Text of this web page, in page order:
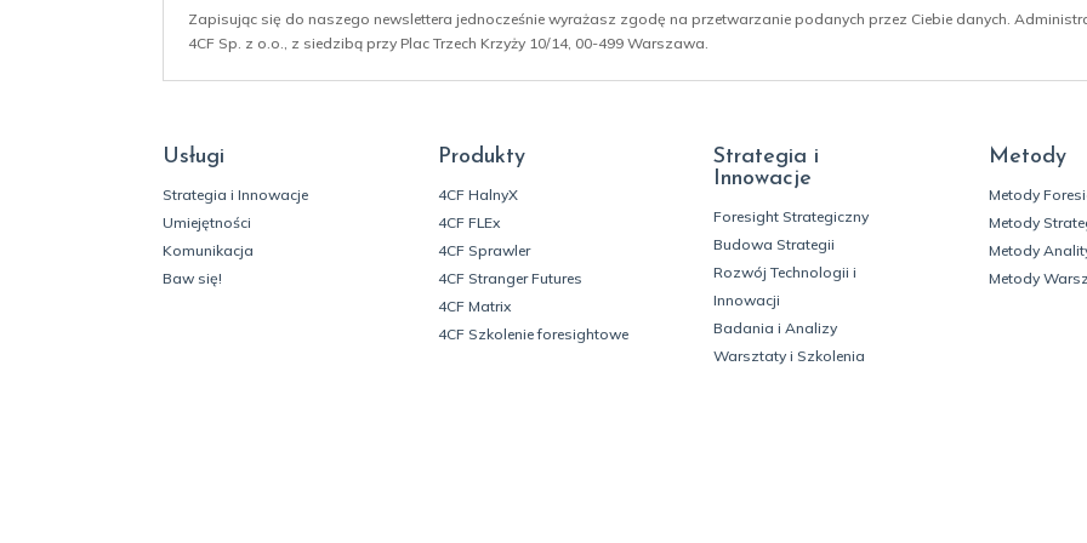
Zapisując się do naszego newslettera jednocześnie wyrażasz zgodę na przetwarzanie podanych przez Ciebie danych.
4CF Sp. z o.o., z siedzibą przy Plac Trzech Krzyży 10/14, 00-499 Warszawa.
Usługi
Strategia i Innowacje
Umiejętności
Komunikacja
Baw się!
Produkty
4CF HalnyX
4CF FLEx
4CF Sprawler
4CF Stranger Futures
4CF Matrix
4CF Szkolenie foresightowe
Strategia i
Innowacje
Foresight Strategiczny
Budowa Strategii
Rozwój Technologii i
Innowacji
Badania i Analizy
Warsztaty i Szkolenia
Metody
Metody
Metody
Metody
Metody